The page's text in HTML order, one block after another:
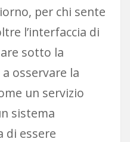
per chi sente
l’interfaccia di
sotto la
osservare la
un servizio
sistema
di essere